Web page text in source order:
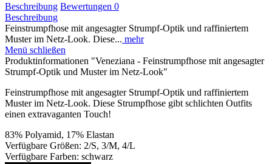
Beschreibung Bewertungen 0
Beschreibung
Feinstrumpfhose mit angesagter Strumpf-Optik und raffiniertem
Muster im Netz-Look. Diese... mehr
Menü schließen
Produktinformationen "Veneziana - Feinstrumpfhose mit angesagter
Strumpf-Optik und Muster im Netz-Look"
Feinstrumpfhose mit angesagter Strumpf-Optik und raffiniertem
Muster im Netz-Look. Diese Strumpfhose gibt schlichten Outfits
einen extravaganten Touch!
83% Polyamid, 17% Elastan
Verfügbare Größen: 2/S, 3/M, 4/L
Verfügbare Farben: schwarz